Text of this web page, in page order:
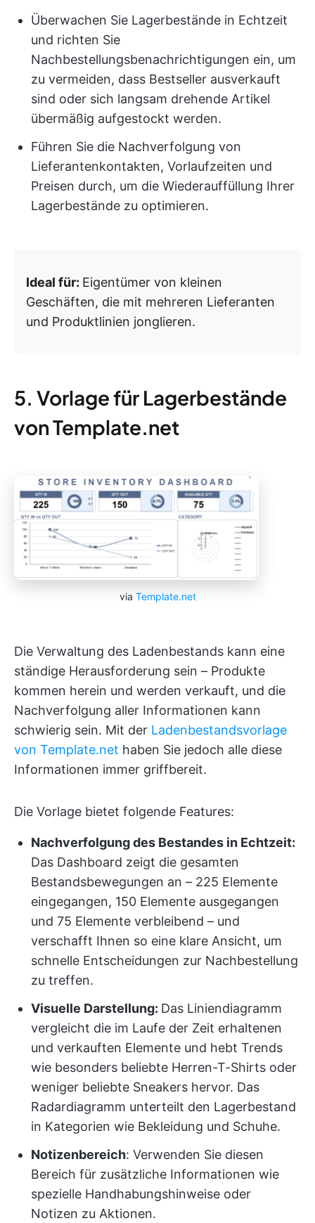
Überwachen Sie Lagerbestände in Echtzeit
und richten Sie
Nachbestellungsbenachrichtigungen ein, um
zu vermeiden, dass Bestseller ausverkauft
sind oder sich langsam drehende Artikel
übermäßig aufgestockt werden.
Führen Sie die Nachverfolgung von
Lieferantenkontakten, Vorlaufzeiten und
Preisen durch, um die Wiederauffüllung Ihrer
Lagerbestände zu optimieren.
Ideal für: Eigentümer von kleinen
Geschäften, die mit mehreren Lieferanten
und Produktlinien jonglieren.
5. Vorlage für Lagerbestände
von Template.net
via Template.net
Die Verwaltung des Ladenbestands kann eine
ständige Herausforderung sein – Produkte
kommen herein und werden verkauft, und die
Nachverfolgung aller Informationen kann
schwierig sein. Mit der Ladenbestandsvorlage
von Template.net haben Sie jedoch alle diese
Informationen immer griffbereit.
Die Vorlage bietet folgende Features:
Nachverfolgung des Bestandes in Echtzeit:
Das Dashboard zeigt die gesamten
Bestandsbewegungen an – 225 Elemente
eingegangen, 150 Elemente ausgegangen
und 75 Elemente verbleibend – und
verschafft Ihnen so eine klare Ansicht, um
schnelle Entscheidungen zur Nachbestellung
zu treffen.
Visuelle Darstellung: Das Liniendiagramm
vergleicht die im Laufe der Zeit erhaltenen
und verkauften Elemente und hebt Trends
wie besonders beliebte Herren-T-Shirts oder
weniger beliebte Sneakers hervor. Das
Radardiagramm unterteilt den Lagerbestand
in Kategorien wie Bekleidung und Schuhe.
Notizenbereich: Verwenden Sie diesen
Bereich für zusätzliche Informationen wie
spezielle Handhabungshinweise oder
Notizen zu Aktionen.